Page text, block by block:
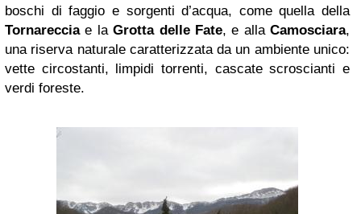
boschi di faggio e sorgenti d’acqua, come quella della
Tornarecciae laGrotta delle Fate, e alla Camosciara,
una riserva naturale caratterizzata da un ambiente unico:
vette circostanti, limpidi torrenti, cascate scroscianti e
verdi foreste.